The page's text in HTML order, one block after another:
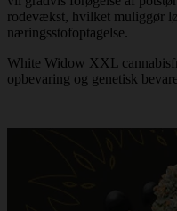
rodevækst, hvilket muliggør
næringsstofoptagelse.
White Widow XXL
opbevaring og genetisk